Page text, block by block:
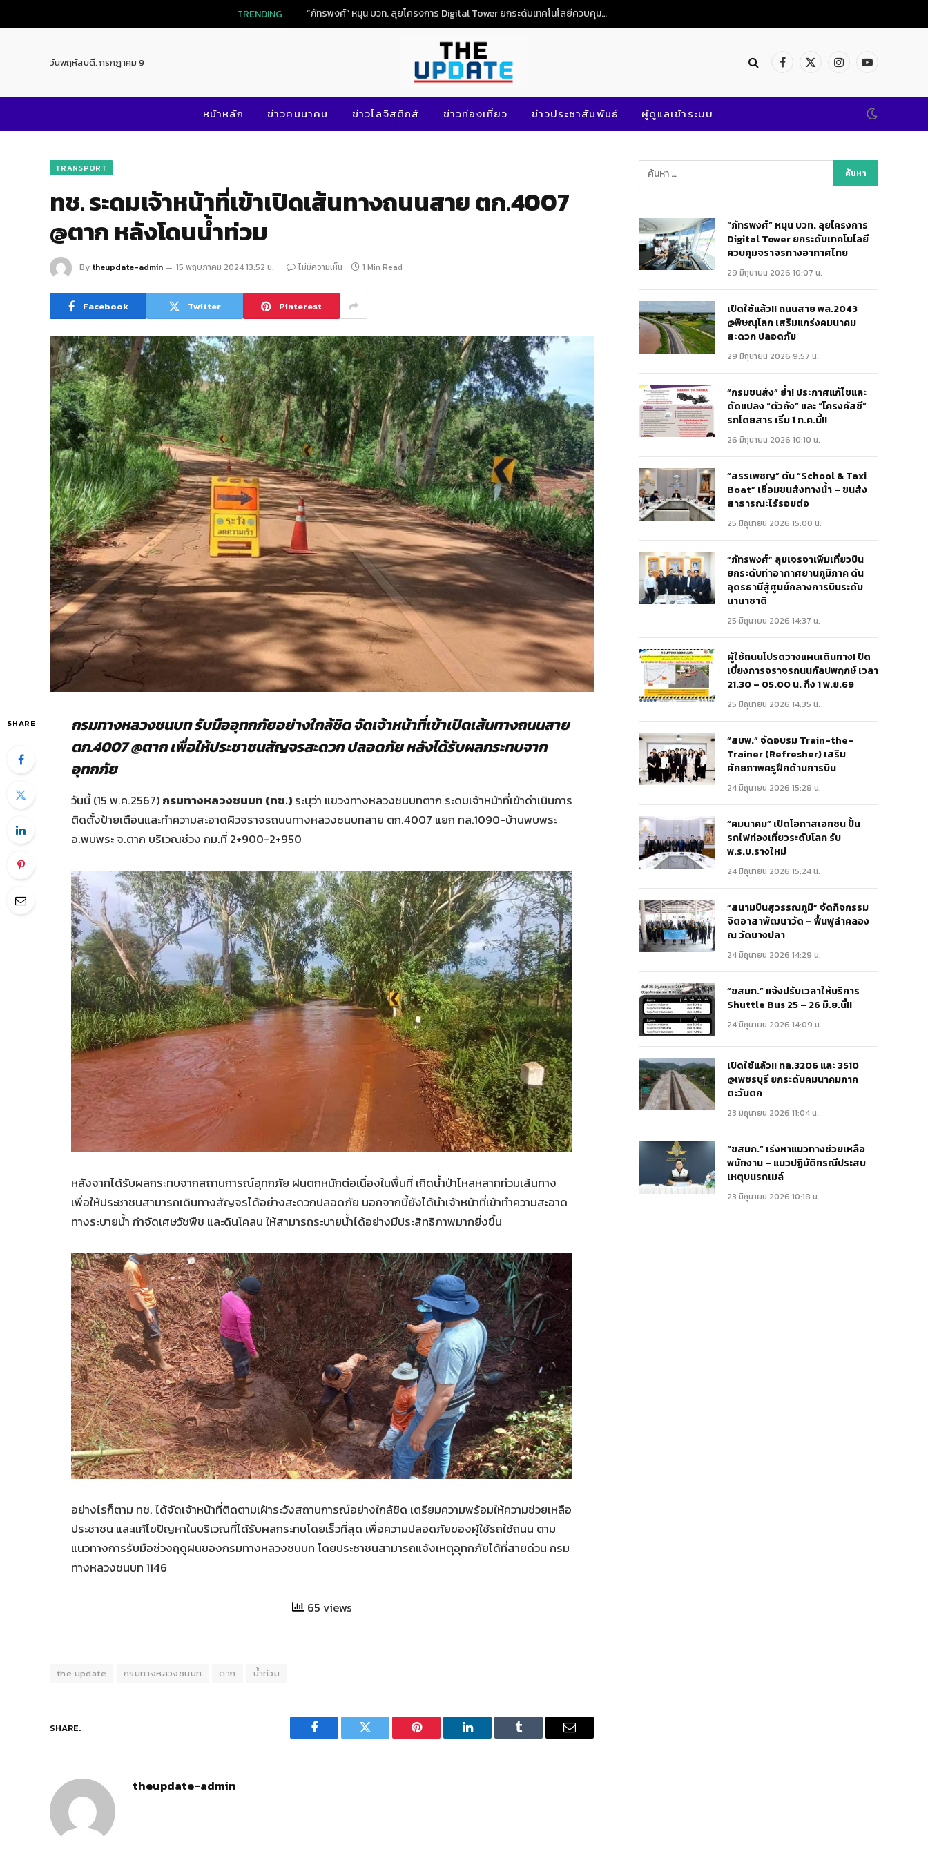
TRENDING “ภัทรพงศ์” หนุน บวท. ลุยโครงการ Digital Tower ยกระดับเทคโนโลยีควบคุมจราจรทางอากาศไทย
วันพฤหัสบดี, กรกฎาคม 9 Facebook
X
InstagramYouTube
หน้าหลัก ข่าวคมนาคม ข่าวโลจิสติกส์ ข่าวท่องเที่ยว ข่าวประชาสัมพันธ์ ผู้ดูแลเข้าระบบ
TRANSPORT
ทช. ระดมเจ้าหน้าที่เข้าเปิดเส้นทางถนนสาย ตก.4007
@ตาก หลังโดนน้ำท่วม
By theupdate-admin 15 พฤษภาคม 2024 13:52 น. ไม่มีความเห็น 1 Min Read
Facebook Twitter Pinterest
SHARE
กรมทางหลวงชนบท รับมืออุทกภัยอย่างใกล้ชิด จัดเจ้าหน้าที่เข้าเปิดเส้นทางถนนสาย
ตก.4007@ตาก เพื่อให้ประชาชนสัญจรสะดวก ปลอดภัย หลังได้รับผลกระทบจาก
อุทกภัย
วันนี้ (15 พ.ค.2567) กรมทางหลวงชนบท (ทช.)ระบุว่า แขวงทางหลวงชนบทตาก ระดมเจ้าหน้าที่เข้าดำเนินการ
ติดตั้งป้ายเตือนและทำความสะอาดผิวจราจรถนนทางหลวงชนบทสาย ตก.4007 แยก ทล.1090-บ้านพบพระ
อ.พบพระ จ.ตาก บริเวณช่วง กม.ที่ 2+900-2+950
หลังจากได้รับผลกระทบจากสถานการณ์อุทกภัย ฝนตกหนักต่อเนื่องในพื้นที่ เกิดน้ำป่าไหลหลากท่วมเส้นทาง
เพื่อให้ประชาชนสามารถเดินทางสัญจรได้อย่างสะดวกปลอดภัย นอกจากนี้ยังได้นำเจ้าหน้าที่เข้าทำความสะอาด
ทางระบายน้ำ กำจัดเศษวัชพืช และดินโคลน ให้สามารถระบายน้ำได้อย่างมีประสิทธิภาพมากยิ่งขึ้น
อย่างไรก็ตาม ทช. ได้จัดเจ้าหน้าที่ติดตามเฝ้าระวังสถานการณ์อย่างใกล้ชิด เตรียมความพร้อมให้ความช่วยเหลือ
ประชาชน และแก้ไขปัญหาในบริเวณที่ได้รับผลกระทบโดยเร็วที่สุด เพื่อความปลอดภัยของผู้ใช้รถใช้ถนน ตาม
แนวทางการรับมือช่วงฤดูฝนของกรมทางหลวงชนบท โดยประชาชนสามารถแจ้งเหตุอุทกภัยได้ที่สายด่วน กรม
ทางหลวงชนบท 1146
65 views
the update กรมทางหลวงชนบท ตาก น้ำท่วม
SHARE.
Facebook Twitter Pinterest LinkedIn Tumblr Email
theupdate-admin
“ภัทรพงศ์” หนุน บวท. ลุยโครงการ
Digital Tower ยกระดับเทคโนโลยี
ควบคุมจราจรทางอากาศไทย
29 มิถุนายน 2026 10:07 น.
เปิดใช้แล้ว!! ถนนสาย พล.2043
@พิษณุโลก เสริมแกร่งคมนาคม
สะดวก ปลอดภัย
29 มิถุนายน 2026 9:57 น.
“กรมขนส่ง” ย้ำ! ประกาศแก้ไขและ
ดัดแปลง “ตัวถัง” และ “โครงคัสซี”
รถโดยสาร เริ่ม 1 ก.ค.นี้!!
26 มิถุนายน 2026 10:10 น.
“สรรเพชญ” ดัน “School & Taxi
Boat” เชื่อมขนส่งทางน้ำ – ขนส่ง
สาธารณะไร้รอยต่อ
25 มิถุนายน 2026 15:00 น.
“ภัทรพงศ์” ลุยเจรจาเพิ่มเที่ยวบิน
ยกระดับท่าอากาศยานภูมิภาค ดัน
อุดรธานีสู่ศูนย์กลางการบินระดับ
นานาชาติ
25 มิถุนายน 2026 14:37 น.
ผู้ใช้ถนนโปรดวางแผนเดินทาง! ปิด
เบี่ยงการจราจรถนนกัลปพฤกษ์ เวลา
21.30 – 05.00 น. ถึง 1 พ.ย.69
25 มิถุนายน 2026 14:35 น.
“สบพ.” จัดอบรม Train-the-
Trainer (Refresher) เสริม
ศักยภาพครูฝึกด้านการบิน
24 มิถุนายน 2026 15:28 น.
“คมนาคม” เปิดโอกาสเอกชน ปั้น
รถไฟท่องเที่ยวระดับโลก รับ
พ.ร.บ.รางใหม่
24 มิถุนายน 2026 15:24 น.
“สนามบินสุวรรณภูมิ” จัดกิจกรรม
จิตอาสาพัฒนาวัด – ฟื้นฟูลำคลอง
ณ วัดบางปลา
24 มิถุนายน 2026 14:29 น.
“ขสมก.” แจ้งปรับเวลาให้บริการ
Shuttle Bus 25 – 26 มิ.ย.นี้!!
24 มิถุนายน 2026 14:09 น.
เปิดใช้แล้ว!! ทล.3206 และ 3510
@เพชรบุรี ยกระดับคมนาคมภาค
ตะวันตก
23 มิถุนายน 2026 11:04 น.
“ขสมก.” เร่งหาแนวทางช่วยเหลือ
พนักงาน – แนวปฏิบัติกรณีประสบ
เหตุบนรถเมล์
23 มิถุนายน 2026 10:18 น.